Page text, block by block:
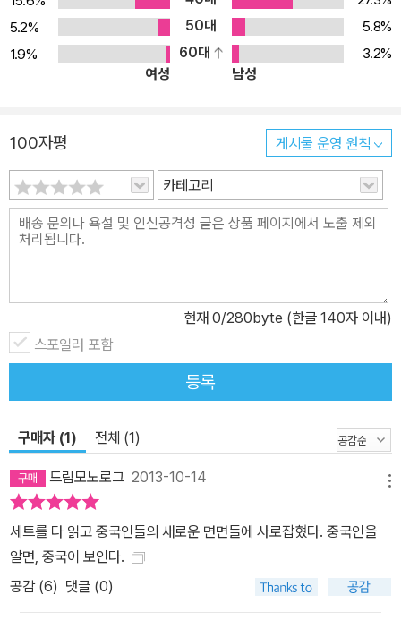
고 있다. 몇 년 정도 중국에서 생활한 사람이, 또는 책을 통해 피상적
으로 공부한 학자들이 으레 할 법한 중국 이야기와는 차원을 달리 한
다. 40년 중국통 김명호의 붓끝에서 살아나는 ‘중국인 이야기’ 김명
호의 ‘중국인 이야기’, 그 두 번째 이야기는 중국 근현대사에 명멸했던
성 강한 그들의 삶이 40년 중국통 저자 김명호의 붓끝에서 생생히 살
아난다. 이런 인물도 있었던가, 그 인물의 이런 면이 있었던가? 듣도
보도 못한 새로운 인물들과 그에 얽힌 일화와 사건들이 시작도 끝도
없이 이어지는 것이 김명호식 ‘인물 오디세이’의 특징이다. “내가 쓰
는 이야기는 모두 기록 속에 있다”고 말하는 저자는 일기집, 서한집,
진들은 이야기에 리얼리티를 부여하며, 그 자체로 역사의 선연한 한
장면이다. 사진을 보고 있으면 쓰고 싶은 이야기가 저절로 떠오를 수
밖에 없다.
5.2%
50대
5.8%
1.9%
60대
3.2%
여성
남성
100자평 게시물 운영 원칙
카테고리
현재 0/280byte (한글 140자 이내)
스포일러 포함
등록
구매자 (1) 전체 (1)
드림모노로그 2013-10-14
세트를 다 읽고 중국인들의 새로운 면면들에 사로잡혔다. 중국인을
알면, 중국이 보인다.
공감 (6) 댓글 (0)